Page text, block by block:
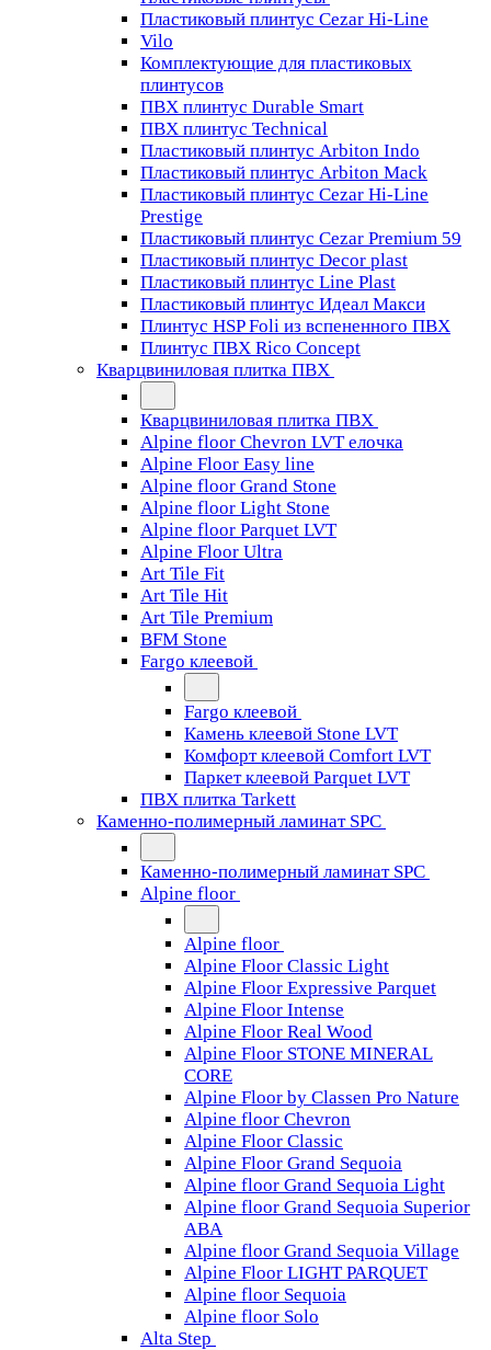
Пластиковый плинтус Cezar Hi-Line
Vilo
Комплектующие для пластиковых
плинтусов
ПВХ плинтус Durable Smart
ПВХ плинтус Technical
Пластиковый плинтус Arbiton Indo
Пластиковый плинтус Arbiton Mack
Пластиковый плинтус Cezar Hi-Line
Prestige
Пластиковый плинтус Cezar Premium 59
Пластиковый плинтус Decor plast
Пластиковый плинтус Line Plast
Пластиковый плинтус Идеал Макси
Плинтус HSP Foli из вспененного ПВХ
Плинтус ПВХ Rico Concept
Кварцвиниловая плитка ПВХ
Кварцвиниловая плитка ПВХ
Alpine floor Chevron LVT елочка
Alpine Floor Easy line
Alpine floor Grand Stone
Alpine floor Light Stone
Alpine floor Parquet LVT
Alpine Floor Ultra
Art Tile Fit
Art Tile Hit
Art Tile Premium
BFM Stone
Fargo клеевой
Fargo клеевой
Камень клеевой Stone LVT
Комфорт клеевой Comfort LVT
Паркет клеевой Parquet LVT
ПВХ плитка Tarkett
Каменно-полимерный ламинат SPC
Каменно-полимерный ламинат SPC
Alpine floor
Alpine floor
Alpine Floor Classic Light
Alpine Floor Expressive Parquet
Alpine Floor Intense
Alpine Floor Real Wood
Alpine Floor STONE MINERAL
CORE
Alpine Floor by Classen Pro Nature
Alpine floor Chevron
Alpine Floor Classic
Alpine Floor Grand Sequoia
Alpine floor Grand Sequoia Light
Alpine floor Grand Sequoia Superior
ABA
Alpine floor Grand Sequoia Village
Alpine Floor LIGHT PARQUET
Alpine floor Sequoia
Alpine floor Solo
Alta Step